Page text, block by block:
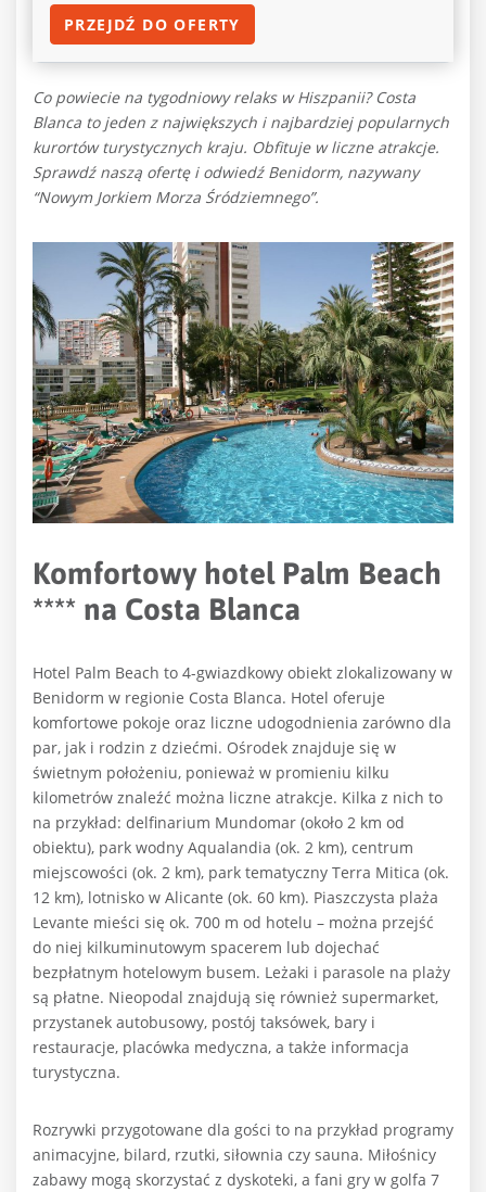
PRZEJDŹ DO OFERTY
Co powiecie na tygodniowy relaks w Hiszpanii? Costa
Blanca to jeden z największych i najbardziej popularnych
kurortów turystycznych kraju. Obfituje w liczne atrakcje.
Sprawdź naszą ofertę i odwiedź Benidorm, nazywany
“Nowym Jorkiem Morza Śródziemnego”.
Komfortowy hotel Palm Beach
**** na Costa Blanca
Hotel Palm Beach to 4-gwiazdkowy obiekt zlokalizowany w
Benidorm w regionie Costa Blanca. Hotel oferuje
komfortowe pokoje oraz liczne udogodnienia zarówno dla
par, jak i rodzin z dziećmi. Ośrodek znajduje się w
świetnym położeniu, ponieważ w promieniu kilku
kilometrów znaleźć można liczne atrakcje. Kilka z nich to
na przykład: delfinarium Mundomar (około 2 km od
obiektu), park wodny Aqualandia (ok. 2 km), centrum
miejscowości (ok. 2 km), park tematyczny Terra Mitica (ok.
12 km), lotnisko w Alicante (ok. 60 km). Piaszczysta plaża
Levante mieści się ok. 700 m od hotelu – można przejść
do niej kilkuminutowym spacerem lub dojechać
bezpłatnym hotelowym busem. Leżaki i parasole na plaży
są płatne. Nieopodal znajdują się również supermarket,
przystanek autobusowy, postój taksówek, bary i
restauracje, placówka medyczna, a także informacja
turystyczna.
Rozrywki przygotowane dla gości to na przykład programy
animacyjne, bilard, rzutki, siłownia czy sauna. Miłośnicy
zabawy mogą skorzystać z dyskoteki, a fani gry w golfa 7